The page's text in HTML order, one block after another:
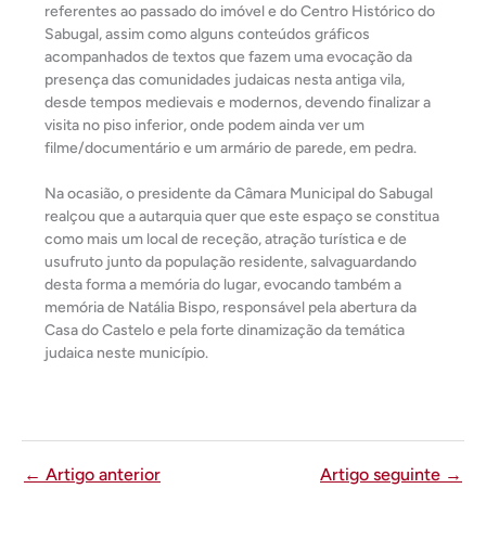
referentes ao passado do imóvel e do Centro Histórico do
Sabugal, assim como alguns conteúdos gráficos
acompanhados de textos que fazem uma evocação da
presença das comunidades judaicas nesta antiga vila,
desde tempos medievais e modernos, devendo finalizar a
visita no piso inferior, onde podem ainda ver um
filme/documentário e um armário de parede, em pedra.
Na ocasião, o presidente da Câmara Municipal do Sabugal
realçou que a autarquia quer que este espaço se constitua
como mais um local de receção, atração turística e de
usufruto junto da população residente, salvaguardando
desta forma a memória do lugar, evocando também a
memória de Natália Bispo, responsável pela abertura da
Casa do Castelo e pela forte dinamização da temática
judaica neste município.
← Artigo anterior Artigo seguinte →